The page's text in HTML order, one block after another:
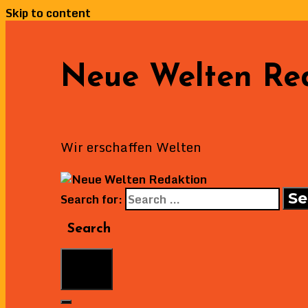
Skip to content
Neue Welten
Wir erschaffen Welten
Search for:
Search